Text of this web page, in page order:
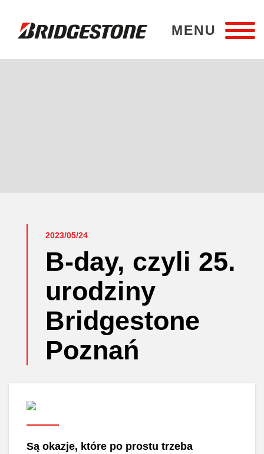
MENU
B-day, czyli 25.
urodziny
Bridgestone
Poznań
2023/05/24
Są okazje, które po prostu trzeba